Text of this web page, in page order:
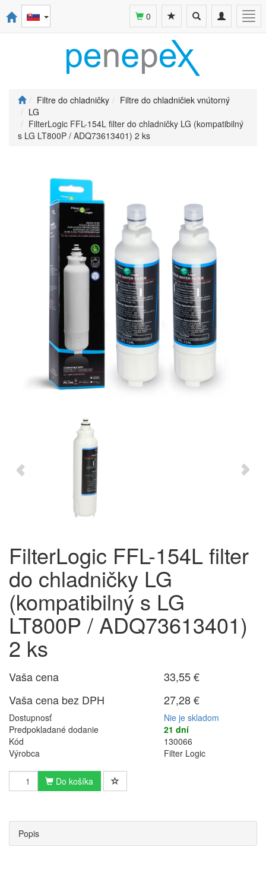
Toggle
navigation
Toggle
search
0
Filtre do chladničky
Filtre do chladničiek vnútorný
LG
FilterLogic FFL-154L filter do chladničky LG (kompatibilný
s LG LT800P / ADQ73613401) 2 ks
FilterLogic FFL-154L filter
do chladničky LG
(kompatibilný s LG
LT800P / ADQ73613401)
2 ks
Vaša cena
33,55 €
Vaša cena bez DPH
27,28 €
Dostupnosť
Nie je skladom
Predpokladané dodanie
21 dní
Kód
130066
Výrobca
Filter Logic
Do košíka
Popis